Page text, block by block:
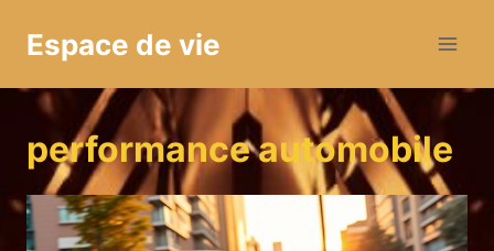
Espace de vie
performance automobile